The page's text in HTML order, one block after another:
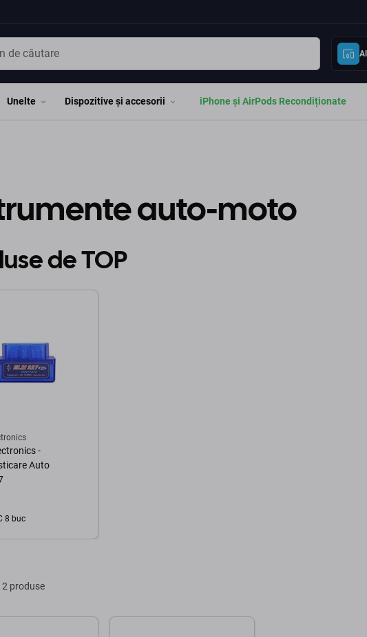
Unelte Dispozitive și accesorii iPhone și AirPods Recondiționate
auto-moto
de TOP
-
Auto
8 buc
2 produse